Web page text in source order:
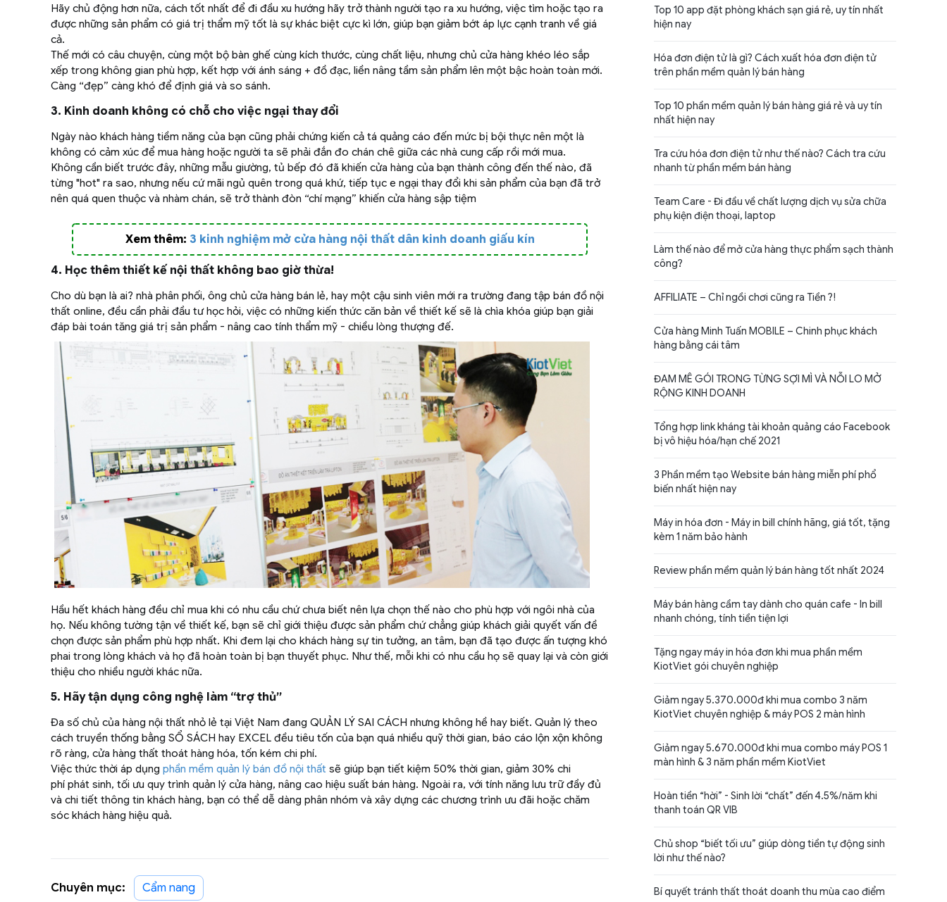
Hãy chủ động hơn nữa, cách tốt nhất để đi đầu xu hướng hãy trở thành người tạo ra xu hướng, việc tìm hoặc tạo ra
được những sản phẩm có giá trị thẩm mỹ tốt là sự khác biệt cực kì lớn, giúp bạn giảm bớt áp lực cạnh tranh về giá
cả.
Thế mới có câu chuyện, cùng một bộ bàn ghế cùng kích thước, cùng chất liệu, nhưng chủ cửa hàng khéo léo sắp
xếp trong không gian phù hợp, kết hợp với ánh sáng + đồ đạc, liền nâng tầm sản phẩm lên một bậc hoàn toàn mới.
Càng “đẹp” càng khó để định giá và so sánh.
3. Kinh doanh không có chỗ cho việc ngại thay đổi
Ngày nào khách hàng tiềm năng của bạn cũng phải chứng kiến cả tá quảng cáo đến mức bị bội thực nên một là
không có cảm xúc để mua hàng hoặc người ta sẽ phải đắn đo chán chê giữa các nhà cung cấp rồi mới mua.
Không cần biết trước đây, những mẫu giường, tủ bếp đó đã khiến cửa hàng của bạn thành công đến thế nào, đã
từng "hot" ra sao, nhưng nếu cứ mãi ngủ quên trong quá khứ, tiếp tục e ngại thay đổi khi sản phẩm của bạn đã trở
nên quá quen thuộc và nhàm chán, sẽ trở thành đòn “chí mạng” khiến cửa hàng sập tiệm
Xem thêm: 3 kinh nghiệm mở cửa hàng nội thất dân kinh doanh giấu kín
4. Học thêm thiết kế nội thất không bao giờ thừa!
Cho dù bạn là ai? nhà phân phối, ông chủ cửa hàng bán lẻ, hay một cậu sinh viên mới ra trường đang tập bán đồ nội
thất online, đều cần phải đầu tư học hỏi, việc có những kiến thức căn bản về thiết kế sẽ là chìa khóa giúp bạn giải
đáp bài toán tăng giá trị sản phẩm - nâng cao tính thẩm mỹ - chiều lòng thượng đế.
Hầu hết khách hàng đều chỉ mua khi có nhu cầu chứ chưa biết nên lựa chọn thế nào cho phù hợp với ngôi nhà của
họ. Nếu không tường tận về thiết kế, bạn sẽ chỉ giới thiệu được sản phẩm chứ chẳng giúp khách giải quyết vấn đề
chọn được sản phẩm phù hợp nhất. Khi đem lại cho khách hàng sự tin tưởng, an tâm, bạn đã tạo được ấn tượng khó
phai trong lòng khách và họ đã hoàn toàn bị bạn thuyết phục. Như thế, mỗi khi có nhu cầu họ sẽ quay lại và còn giới
thiệu cho nhiều người khác nữa.
5. Hãy tận dụng công nghệ làm “trợ thủ”
Đa số chủ của hàng nội thất nhỏ lẻ tại Việt Nam đang QUẢN LÝ SAI CÁCH nhưng không hề hay biết. Quản lý theo
cách truyền thống bằng SỔ SÁCH hay EXCEL đều tiêu tốn của bạn quá nhiều quỹ thời gian, báo cáo lộn xộn không
rõ ràng, cửa hàng thất thoát hàng hóa, tốn kém chi phí.
Việc thức thời áp dụng phần mềm quản lý bán đồ nội thất sẽ giúp bạn tiết kiệm 50% thời gian, giảm 30% chi
phí phát sinh, tối ưu quy trình quản lý cửa hàng, nâng cao hiệu suất bán hàng. Ngoài ra, với tính năng lưu trữ đầy đủ
và chi tiết thông tin khách hàng, bạn có thể dễ dàng phân nhóm và xây dựng các chương trình ưu đãi hoặc chăm
sóc khách hàng hiệu quả.
Chuyên mục: Cẩm nang
Top 10 app đặt phòng khách sạn giá rẻ, uy tín nhất
hiện nay
Hóa đơn điện tử là gì? Cách xuất hóa đơn điện tử
trên phần mềm quản lý bán hàng
Top 10 phần mềm quản lý bán hàng giá rẻ và uy tín
nhất hiện nay
Tra cứu hóa đơn điện tử như thế nào? Cách tra cứu
nhanh từ phần mềm bán hàng
Team Care - Đi đầu về chất lượng dịch vụ sửa chữa
phụ kiện điện thoại, laptop
Làm thế nào để mở cửa hàng thực phẩm sạch thành
công?
AFFILIATE – Chỉ ngồi chơi cũng ra Tiền ?!
Cửa hàng Minh Tuấn MOBILE – Chinh phục khách
hàng bằng cái tâm
ĐAM MÊ GÓI TRONG TỪNG SỢI MÌ VÀ NỖI LO MỞ
RỘNG KINH DOANH
Tổng hợp link kháng tài khoản quảng cáo Facebook
bị vô hiệu hóa/hạn chế 2021
3 Phần mềm tạo Website bán hàng miễn phí phổ
biến nhất hiện nay
Máy in hóa đơn - Máy in bill chính hãng, giá tốt, tặng
kèm 1 năm bảo hành
Review phần mềm quản lý bán hàng tốt nhất 2024
Máy bán hàng cầm tay dành cho quán cafe - In bill
nhanh chóng, tính tiền tiện lợi
Tặng ngay máy in hóa đơn khi mua phần mềm
KiotViet gói chuyên nghiệp
Giảm ngay 5.370.000đ khi mua combo 3 năm
KiotViet chuyên nghiệp & máy POS 2 màn hình
Giảm ngay 5.670.000đ khi mua combo máy POS 1
màn hình & 3 năm phần mềm KiotViet
Hoàn tiền “hời” - Sinh lời “chất” đến 4.5%/năm khi
thanh toán QR VIB
Chủ shop “biết tối ưu” giúp dòng tiền tự động sinh
lời như thế nào?
Bí quyết tránh thất thoát doanh thu mùa cao điểm